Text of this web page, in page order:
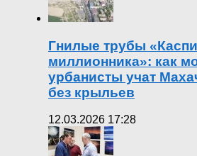
Гнилые трубы
миллионника»: как
урбанисты учат
без крыльев
12.03.2026 17:28